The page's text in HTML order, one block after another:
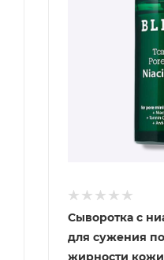
Сыворотка с
для сужения
жирности